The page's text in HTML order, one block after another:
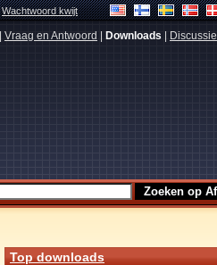
Wachtwoord kwijt
Vraag en Antwoord Downloads Discussie
Top downloads